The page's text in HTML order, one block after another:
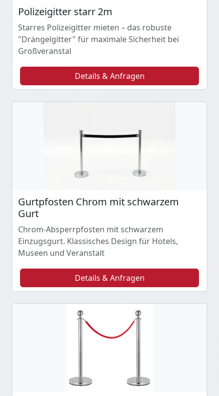
Polizeigitter starr 2m
Starres Polizeigitter mieten – das robuste
"Drängelgitter" für maximale Sicherheit bei
Großveranstal
Details & Anfragen
Gurtpfosten Chrom mit schwarzem
Gurt
Chrom-Absperrpfosten mit schwarzem
Einzugsgurt. Klassisches Design für Hotels,
Museen und Veranstalt
Details & Anfragen